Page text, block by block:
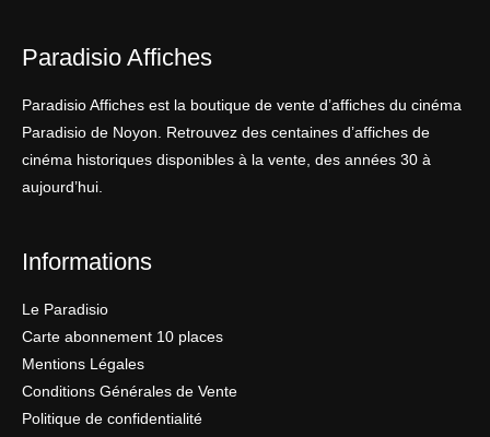
Paradisio Affiches
Paradisio Affiches est la boutique de vente d’affiches du cinéma
Paradisio de Noyon. Retrouvez des centaines d’affiches de
cinéma historiques disponibles à la vente, des années 30 à
aujourd’hui.
Informations
Le Paradisio
Carte abonnement 10 places
Mentions Légales
Conditions Générales de Vente
Politique de confidentialité